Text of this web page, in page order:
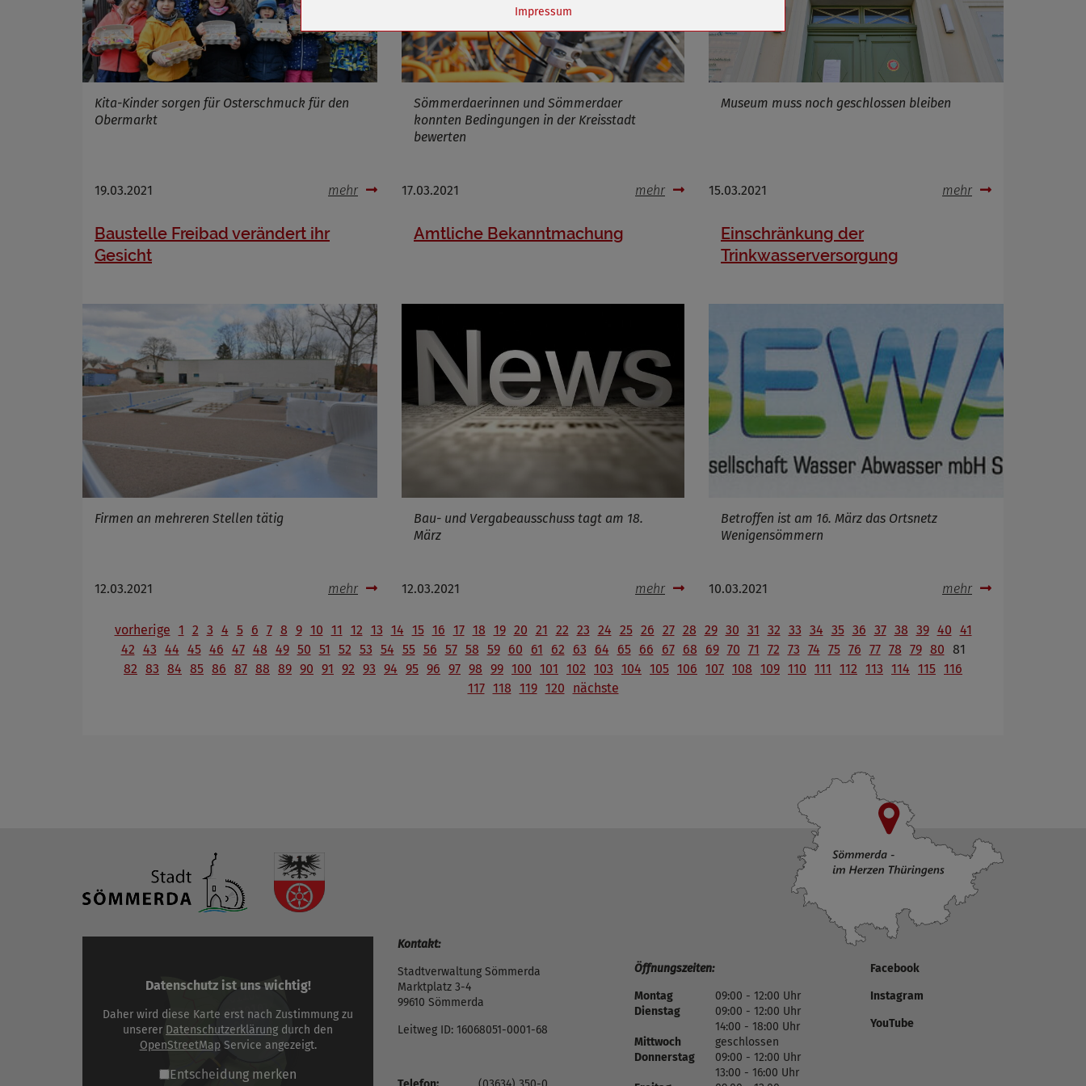
Kita-Kinder sorgen für Osterschmuck für den
Obermarkt
19.03.2021 mehr
Sömmerdaerinnen und Sömmerdaer
konnten Bedingungen in der Kreisstadt
bewerten
17.03.2021 mehr
Museum muss noch geschlossen bleiben
15.03.2021 mehr
Baustelle Freibad verändert ihr
Gesicht
Firmen an mehreren Stellen tätig
12.03.2021 mehr
Amtliche Bekanntmachung
Bau- und Vergabeausschuss tagt am 18.
März
12.03.2021 mehr
Einschränkung der
Trinkwasserversorgung
Betroffen ist am 16. März das Ortsnetz
Wenigensömmern
10.03.2021 mehr
vorherige 1 2 3 4 5 6 7 8 9 10 11 12 13 14 15 16 17 18 19 20 21 22 23 24 25 26 27 28 29 30 31 32 33 34 35 36 37 38 39 40 41
42 43 44 45 46 47 48 49 50 51 52 53 54 55 56 57 58 59 60 61 62 63 64 65 66 67 68 69 70 71 72 73 74 75 76 77 78 79 80
81
82 83 84 85 86 87 88 89 90 91 92 93 94 95 96 97 98 99 100 101 102 103 104 105 106 107 108 109 110 111 112 113 114 115 116
117 118 119 120 nächste
Datenschutz ist uns wichtig!
Daher wird diese Karte erst nach Zustimmung zu
unserer Datenschutzerklärung durch den
OpenStreetMapService angezeigt.
Entscheidung merken
Kontakt:
Stadtverwaltung Sömmerda
Marktplatz 3-4
99610 Sömmerda
Leitweg ID: 16068051-0001-68
Öffnungszeiten:
Montag
09:00 - 12:00 Uhr
Dienstag
09:00 - 12:00 Uhr
14:00 - 18:00 Uhr
Mittwoch
geschlossen
Donnerstag
09:00 - 12:00 Uhr
13:00 - 16:00 Uhr
Facebook
Instagram
YouTube
Name
Cookies die bei der Verwendung von OpenStreetMaps gesetzt werden
Marketing/Tracking
Cookie Name
Cookie Laufzeit
Infos schließen
Impressum